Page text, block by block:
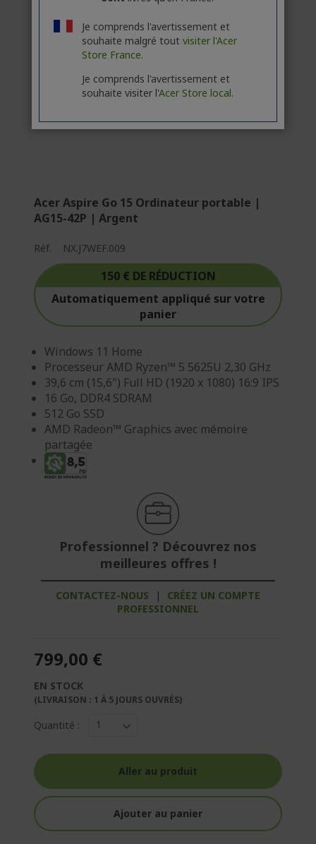
Acer Aspire Go 15 Ordinateur portable |
AG15-42P | Argent
Réf. NX.J7WEF.009
150 € DE RÉDUCTION
Automatiquement appliqué sur votre
panier
Windows 11 Home
Processeur AMD Ryzen™ 5 5625U 2,30 GHz
39,6 cm (15,6") Full HD (1920 x 1080) 16:9 IPS
16 Go, DDR4 SDRAM
512 Go SSD
AMD Radeon™ Graphics avec mémoire
partagée
Professionnel ? Découvrez nos
meilleures offres !
CONTACTEZ-NOUS |
CRÉEZ UN COMPTE
PROFESSIONNEL
799,00 €
EN STOCK
(LIVRAISON : 1 À 5 JOURS OUVRÉS)
Quantité :
Aller au produit
Ajouter au panier
Je comprends l'avertissement et
souhaite malgré tout visiter l'Acer
Store France.
Je comprends l'avertissement et
souhaite visiter l'Acer Store local.